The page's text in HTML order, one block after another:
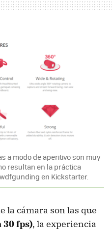
a modo de aperitivo son muy
resultan en la práctica
en Kickstarter.
la cámara son las que
30 fps), la experiencia